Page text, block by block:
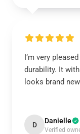
I’m very
durability. It
looks brand
D Danielle
Verified